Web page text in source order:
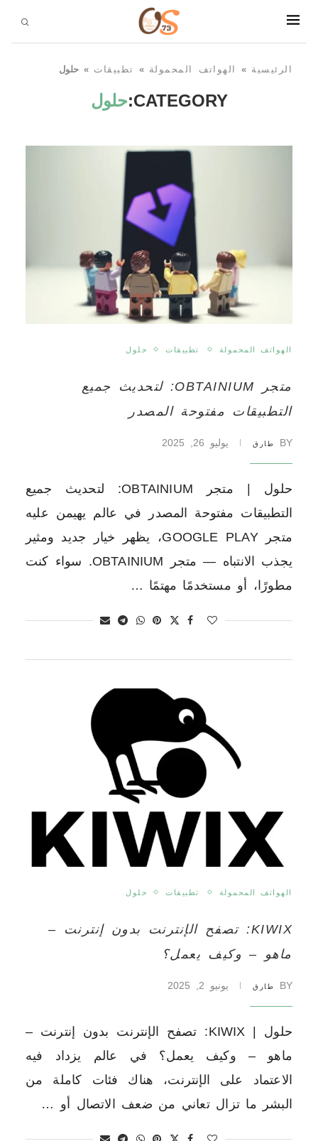
الرئيسية » الهواتف المحمولة » تطبيقات »حلول
CATEGORY: حلول
الهواتف المحمولة تطبيقات حلول
متجر OBTAINIUM: لتحديث جميع
التطبيقات مفتوحة المصدر
BY طارق يوليو 26, 2025
حلول | متجر OBTAINIUM: لتحديث جميع
التطبيقات مفتوحة المصدر في عالم يهيمن عليه
متجر GOOGLE PLAY، يظهر خيار جديد ومثير
يجذب الانتباه — متجر OBTAINIUM. سواء كنت
مطورًا، أو مستخدمًا مهتمًا …
الهواتف المحمولة تطبيقات حلول
KIWIX: تصفح الإنترنت بدون إنترنت –
ماهو – وكيف يعمل؟
BY طارق يونيو 2, 2025
حلول | KIWIX: تصفح الإنترنت بدون إنترنت –
ماهو – وكيف يعمل؟ في عالم يزداد فيه
الاعتماد على الإنترنت، هناك فئات كاملة من
البشر ما تزال تعاني من ضعف الاتصال أو …